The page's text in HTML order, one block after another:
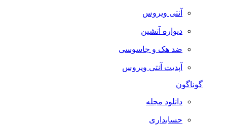
آنتی ویروس
دیواره آتشین
ضد هک و جاسوسی
آپدیت آنتی ویروس
گوناگون
دانلود مجله
حسابداری